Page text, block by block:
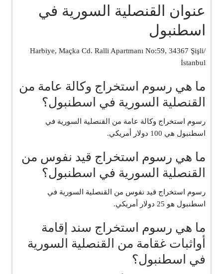
عنوان القنصلية السورية في
اسطنبول
Harbiye, Maçka Cd. Ralli Apartmanı No:59, 34367 Şişli/
İstanbul
ما هي رسوم استخراج وكالة عامة من
القنصلية السورية في اسطنبول؟
رسوم استخراج وكالة عامة من القنصلية السورية في
اسطنبول هي 100 دولار أمريكي.
ما هي رسوم استخراج قيد نفوس من
القنصلية السورية في اسطنبول؟
رسوم استخراج قيد نفوس من القنصلية السورية في
اسطنبول هو 25 دولار أمريكي.
ما هي رسوم استخراج سند إقامة
أواثبات غقامة من القنصلية السورية
في اسطنبول؟